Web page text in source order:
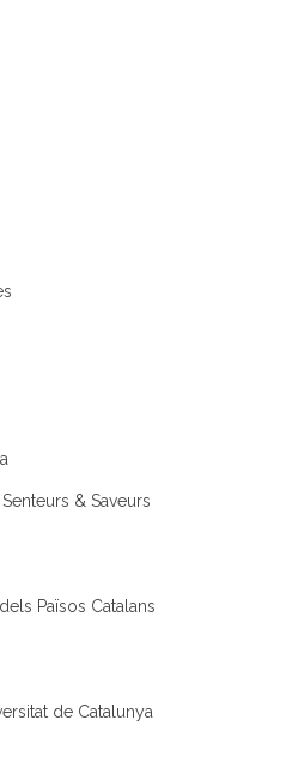
& Saveurs
Països Catalans
de Catalunya